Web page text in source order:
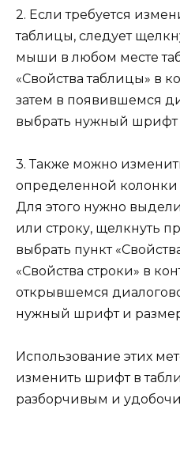
2. Если требуется
таблицы, следует
мыши в любом месте
«Свойства таблицы» в
затем в появившемся
выбрать нужный
3. Также можно
определенной колонки
Для этого нужно
или строку, щелкнуть
выбрать пункт
«Свойства строки» в
открывшемся
нужный шрифт и
Использование этих
изменить шрифт в
разборчивым и